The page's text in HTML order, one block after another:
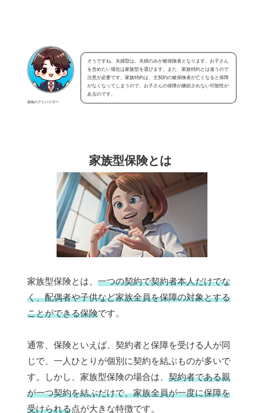
保険のアドバイザー
そうですね。夫婦型は、夫婦のみが被保険者となります。お子さん
を含めたい場合は家族型を選びます。また、家族特約とは違うので
注意が必要です。家族特約は、主契約の被保険者が亡くなると保障
がなくなってしまうので、お子さんの保障が継続されない可能性が
あるのです。
家族型保険とは
家族型保険とは、 一つの契約で契約者本人だけでな
く、配偶者や子供など家族全員を保障の対象とする
ことができる保険です。
通常、保険といえば、契約者と保障を受ける人が同
じで、一人ひとりが個別に契約を結ぶものが多いで
す。しかし、家族型保険の場合は、 契約者である親
が一つ契約を結ぶだけで、家族全員が一度に保障を
受けられる点が大きな特徴です。